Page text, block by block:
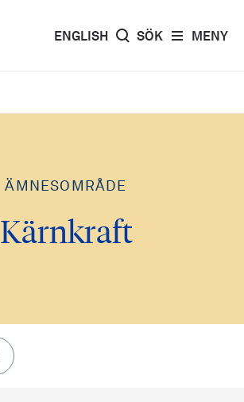
MENY
ENGLISH SÖK
ÄMNESOMRÅDE
Kärnkraft